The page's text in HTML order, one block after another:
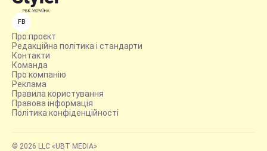
FB
Про проєкт
Редакційна політика і стандарти
Контакти
Команда
Про компанію
Реклама
Правила користування
Правова інформація
Політика конфіденційності
© 2026 LLC «UBT MEDIA»